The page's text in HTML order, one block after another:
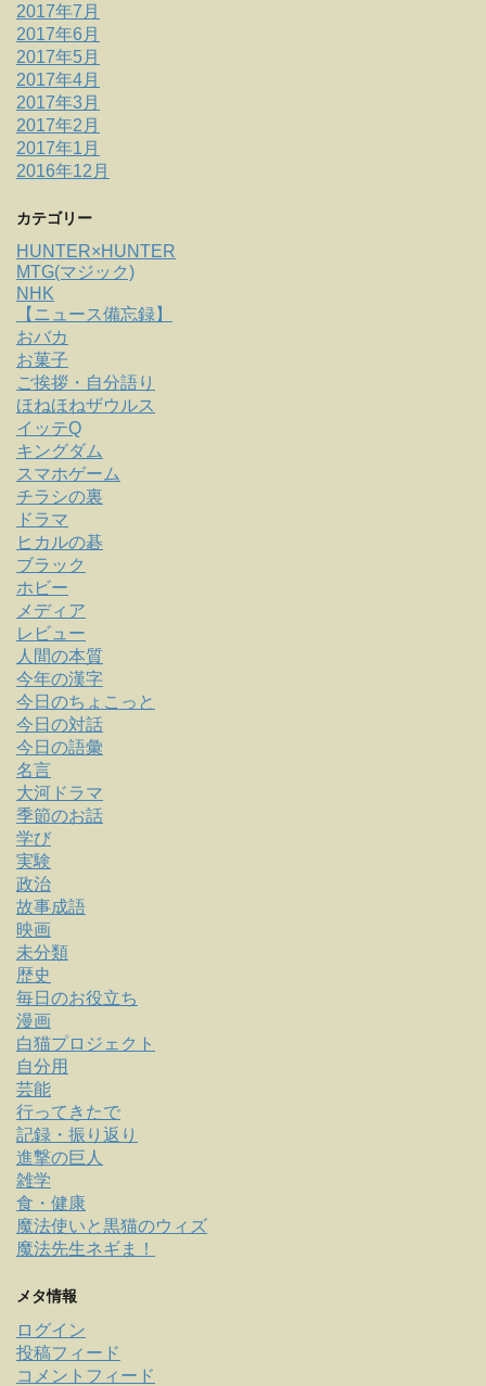
2017年7月
2017年6月
2017年5月
2017年4月
2017年3月
2017年2月
2017年1月
2016年12月
カテゴリー
HUNTER×HUNTER
MTG(マジック)
NHK
【ニュース備忘録】
おバカ
お菓子
ご挨拶・自分語り
ほねほねザウルス
イッテQ
キングダム
スマホゲーム
チラシの裏
ドラマ
ヒカルの碁
ブラック
ホビー
メディア
レビュー
人間の本質
今年の漢字
今日のちょこっと
今日の対話
今日の語彙
名言
大河ドラマ
季節のお話
学び
実験
政治
故事成語
映画
未分類
歴史
毎日のお役立ち
漫画
白猫プロジェクト
自分用
芸能
行ってきたで
記録・振り返り
進撃の巨人
雑学
食・健康
魔法使いと黒猫のウィズ
魔法先生ネギま！
メタ情報
ログイン
投稿フィード
コメントフィード